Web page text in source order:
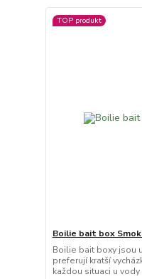
TOP produkt
Boilie bait box
Boilie bait boxy jsou
preferují kratší
každou situaci u